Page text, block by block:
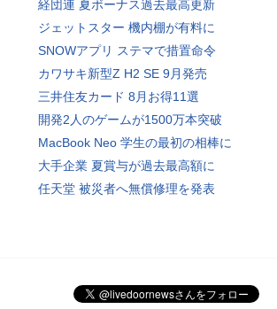
経団連 夏ボーナス過去最高更新
ジェットスター 機内棚が有料に
SNOWアプリ ステマで措置命令
カワサキ新型Z H2 SE 9月発売
三井住友カード 8月お得11選
開発2人のゲームが1500万本突破
MacBook Neo 学生の最初の相棒に
大手企業 夏賞与が過去最高額に
任天堂 被災者へ無償修理を発表